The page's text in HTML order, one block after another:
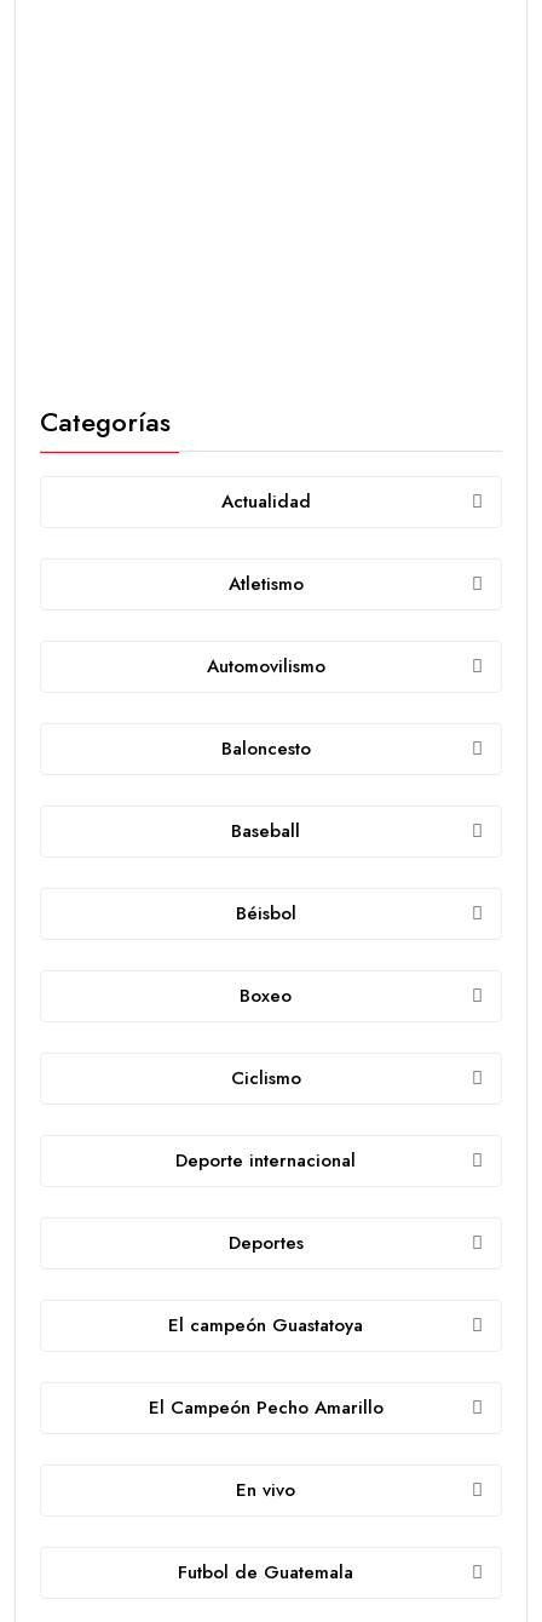
Categorías
Actualidad
Atletismo
Automovilismo
Baloncesto
Baseball
Béisbol
Boxeo
Ciclismo
Deporte internacional
Deportes
El campeón Guastatoya
El Campeón Pecho Amarillo
En vivo
Futbol de Guatemala